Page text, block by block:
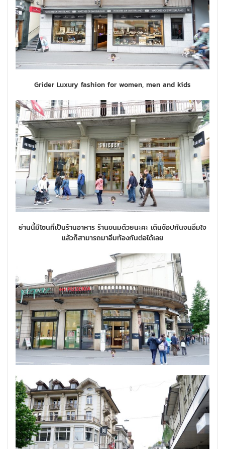
Grider Luxury fashion for women, men and kids
ย่านนี้มีโซนที่เป็นร้านอาหาร ร้านขนมด้วยนะคะ เดินช้อปกันจนอิ่มใจ
แล้วก็สามารถมาอิ่มท้องกันต่อได้เลย